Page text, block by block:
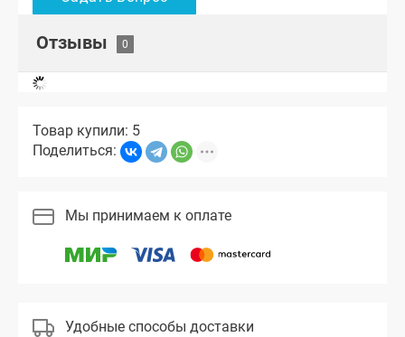
Отзывы
Товар купили: 5
Поделиться:
Мы принимаем к оплате
Удобные способы доставки